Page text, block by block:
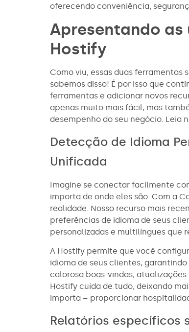
oferecendo conveniência,
Apresentando
Hostify
Como viu, essas duas ferramentas
sabemos disso! É por isso que
ferramentas e adicionar novos
apenas muito mais fácil, mas
desempenho do seu negócio. Leia
Detecção de Idioma
Unificada
Imagine se conectar facilmente
importa de onde eles são. Com a
realidade. Nosso recurso mais
preferências de idioma de seus
personalizadas e multilíngues que
A Hostify permite que você
idioma de seus clientes,
calorosa boas-vindas,
Hostify cuida de tudo, deixando
importa – proporcionar
Relatórios específicos